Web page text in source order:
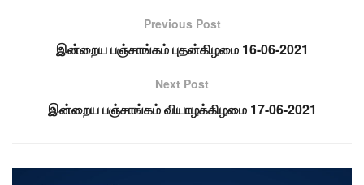
Previous Post
இன்றைய பஞ்சாங்கம் புதன்கிழமை 16-06-2021
Next Post
இன்றைய பஞ்சாங்கம் வியாழக்கிழமை 17-06-2021